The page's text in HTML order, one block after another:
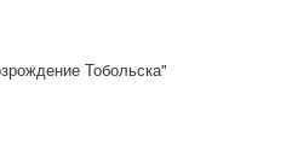
Тобольска"